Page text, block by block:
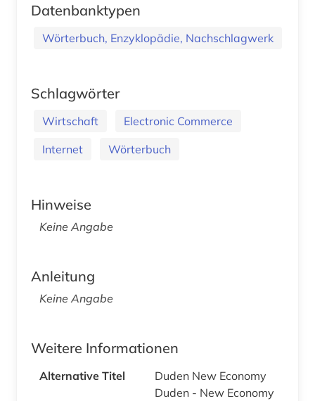
Datenbanktypen
Wörterbuch, Enzyklopädie, Nachschlagwerk
Schlagwörter
Wirtschaft
Electronic Commerce
Internet
Wörterbuch
Hinweise
Keine Angabe
Anleitung
Keine Angabe
Weitere Informationen
Alternative Titel
Duden New Economy
Duden - New Economy